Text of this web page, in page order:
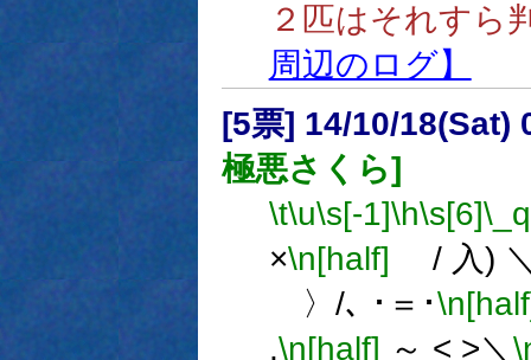
２匹はそれすら
周辺のログ】
[5票] 14/10/18(Sat)
極悪さくら]
\t\u\s[-1]\h\s[6]\_q
×\n[half] / 入)
〉/､ ･＝･
,\n[half] ～ < >＼